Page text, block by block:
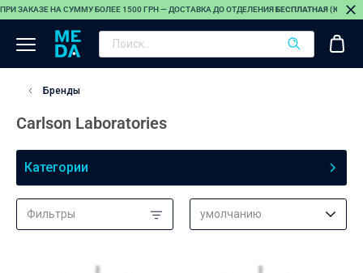
ПРИ ЗАКАЗЕ НА СУММУ БОЛЕЕ 1500 ГРН — ДОСТАВКА ДО ОТДЕЛЕНИЯБЕСПЛАТНАЯ
Бренды
Carlson Laboratories
Категории
Фильтры умолчанию